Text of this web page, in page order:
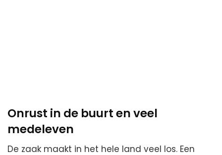
Onrust in de buurt en veel
medeleven
De zaak maakt in het hele land veel los. Een